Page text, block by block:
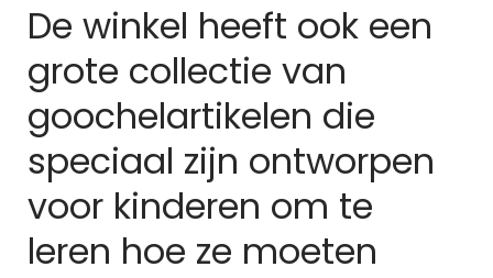
De winkel heeft ook een
grote collectie van
goochelartikelen die
speciaal zijn ontworpen
voor kinderen om te
leren hoe ze moeten